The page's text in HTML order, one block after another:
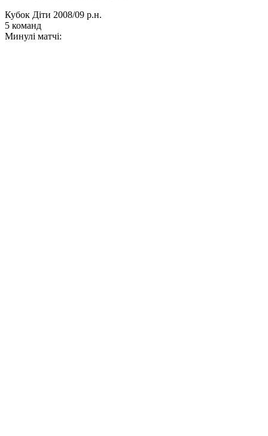
Кубок Діти 2008/09 р.н.
5 команд
Минулі матчі: